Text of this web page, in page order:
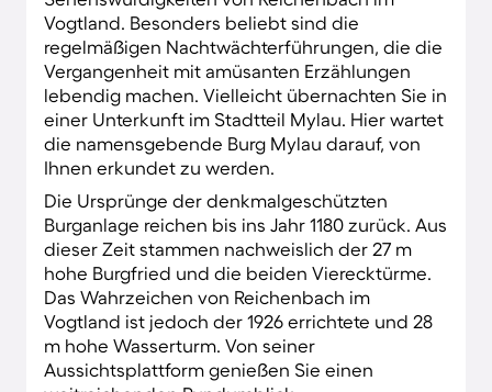
Seerosenteichen ab. Dazwischen sorgen
Freizeitattraktionen wie Minigolfplätze für
Spaß bei Jung und Alt. Neben einer
Ferienwohnung mit mehreren Schlafzimmern
finden Sie in Reichenbach im Vogtland
gemütlich eingerichtete 1-Zimmer-
Appartements ebenso wie ein großes
Ferienhaus.
Vogtland. Besonders beliebt sind die
regelmäßigen Nachtwächterführungen, die die
Vergangenheit mit amüsanten Erzählungen
lebendig machen. Vielleicht übernachten Sie in
einer Unterkunft im Stadtteil Mylau. Hier wartet
die namensgebende Burg Mylau darauf, von
Ihnen erkundet zu werden.
Die Ursprünge der denkmalgeschützten
Burganlage reichen bis ins Jahr 1180 zurück. Aus
dieser Zeit stammen nachweislich der 27 m
hohe Burgfried und die beiden Vierecktürme.
Das Wahrzeichen von Reichenbach im
Vogtland ist jedoch der 1926 errichtete und 28
m hohe Wasserturm. Von seiner
Aussichtsplattform genießen Sie einen